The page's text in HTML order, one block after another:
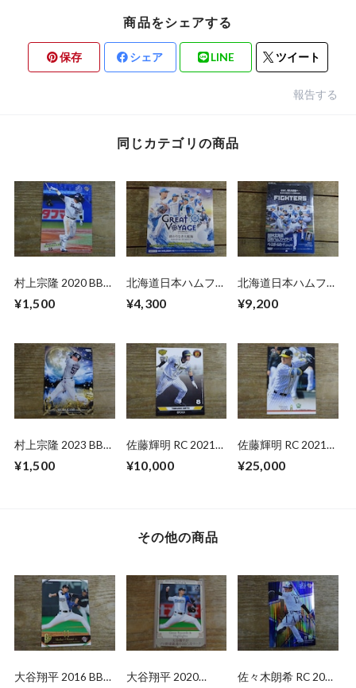
商品をシェアする
保存 シェア LINE ツイート
報告する
同じカテゴリの商品
村上宗隆 2020 BBM
¥1,500
北海道日本ハムファ
ット 2025 BBM 未
¥4,300
北海道日本ハムファ
未開封 BOX
¥9,200
村上宗隆 2023 BBM
¥1,500
佐藤輝明 RC 2021
ROOKIES&STARS
¥10,000
佐藤輝明 RC 2021
ン
¥25,000
その他の商品
大谷翔平 2016 BBM
大谷翔平 2020
佐々木朗希 RC 2020